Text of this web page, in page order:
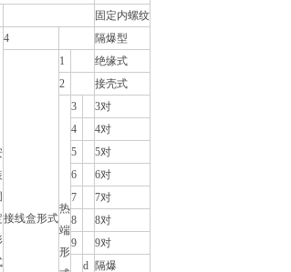
固定内螺纹
4 隔爆型
接线盒形式
1
绝缘式
2
接壳式
热
端
形
3
3对
4
4对
5
5对
6
6对
7
7对
8
8对
9
9对
d 隔爆